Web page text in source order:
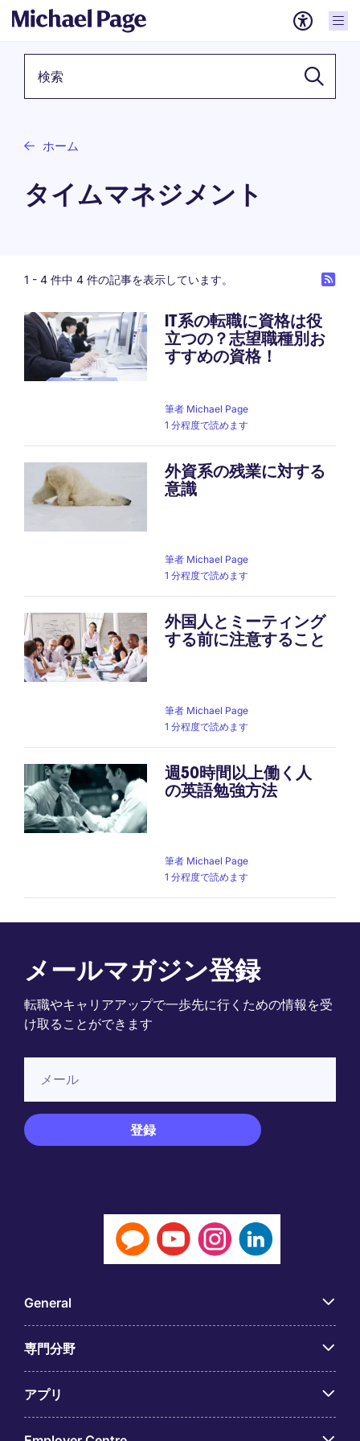
ホーム
タイムマネジメント
1 - 4 件中 4 件の記事を表示しています。
IT系の転職に資格は役
立つの？志望職種別お
すすめの資格！
筆者 Michael Page
1 分程度で読めます
外資系の残業に対する
意識
筆者 Michael Page
1 分程度で読めます
外国人とミーティング
する前に注意すること
筆者 Michael Page
1 分程度で読めます
週50時間以上働く人
の英語勉強方法
筆者 Michael Page
1 分程度で読めます
メールマガジン登録
転職やキャリアアップで一歩先に行くための情報を受
け取ることができます
General
専門分野
アプリ